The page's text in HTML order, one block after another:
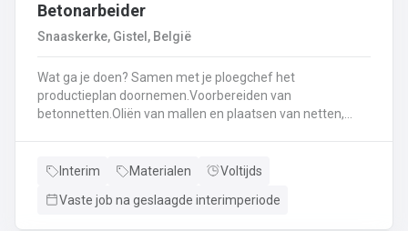
Betonarbeider
Snaaskerke, Gistel, België
Wat ga je doen? Samen met je ploegchef het
productieplan doornemen.Voorbereiden van
betonnetten.Oliën van mallen en plaatsen van netten,
eindafwerking.Frezen, boren, en zagen in de
klaar zijn voor gebruik.Opruimen van de werkplaats en
Interim Materialen
Voltijds
Vaste job na geslaagde interimperiode